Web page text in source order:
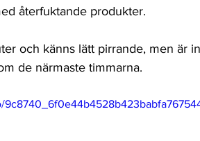
återfuktande produkter.
de närmaste timmarna.